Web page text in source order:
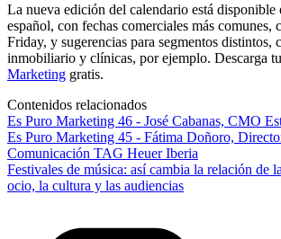
La nueva edición del calendario está disponible
español, con fechas comerciales más comunes,
Friday, y sugerencias para segmentos distintos,
inmobiliario y clínicas, por ejemplo. Descarga tu
Marketing gratis.
Contenidos relacionados
Es Puro Marketing 46 - José Cabanas, CMO
Es Puro Marketing 45 - Fátima Doñoro,
Comunicación TAG Heuer Iberia
Festivales de música: así cambia la relación de
ocio, la cultura y las audiencias